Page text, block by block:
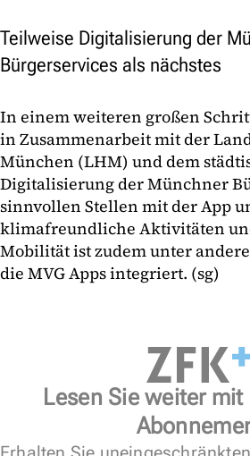
Teilweise Digitalisierung der
Bürgerservices als nächstes
In einem weiteren großen
in Zusammenarbeit mit der
München (LHM) und dem
Digitalisierung der Münchner
sinnvollen Stellen mit der App
klimafreundliche Aktivitäten
Mobilität ist zudem unter
die MVG Apps integriert. (sg)
Lesen Sie weiter mit